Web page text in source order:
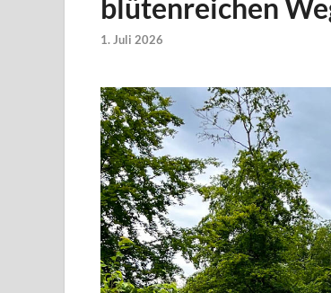
blütenreichen
1. Juli 2026